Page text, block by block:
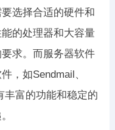
选择合适的硬件和
的处理器和大容量
求。而服务器软件
，如Sendmail、
丰富的功能和稳定的